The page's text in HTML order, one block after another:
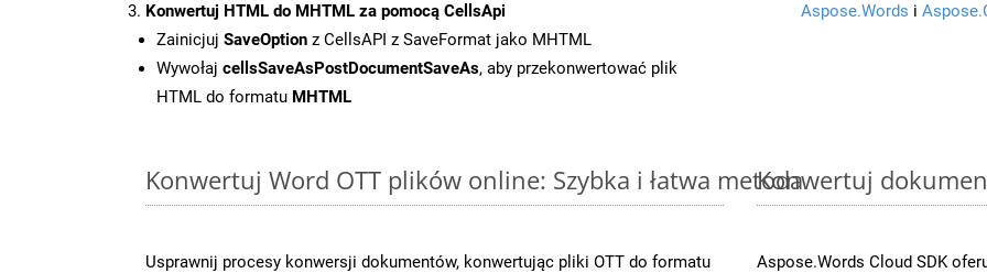
Konwertuj HTML do MHTML za pomocą CellsApi
Zainicjuj SaveOption z CellsAPI z SaveFormat jako MHTML
Wywołaj cellsSaveAsPostDocumentSaveAs, aby przekonwertować plik
HTML do formatu MHTML
Aspose.Words i
Konwertuj Word OTT plików online: Szybka i łatwa metoda
Usprawnij procesy konwersji dokumentów, konwertując pliki OTT do formatu
Konwertuj
Aspose.Words Cloud SDK